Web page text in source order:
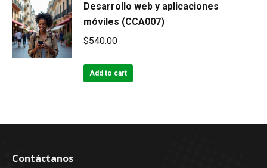
Desarrollo web y aplicaciones
móviles (CCA007)
$540.00
Add to cart
Contáctanos